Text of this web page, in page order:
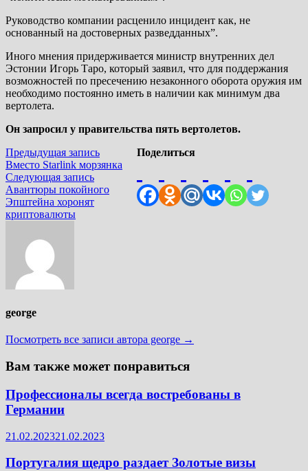
Руководство компании расценило инцидент как, не
основанный на достоверных разведданных”.
Иного мнения придерживается министр внутренних дел
Эстонии Игорь Таро, который заявил, что для поддержания
возможностей по пресечению незаконного оборота оружия им
необходимо постоянно иметь в наличии как минимум два
вертолета.
Он запросил у правительства пять вертолетов.
Поделиться
Навигация
по
записям
Предыдущая записьПредыдущая
запись:
Вместо Starlink морзянка
Следующая записьСледующая
запись:
Авантюры покойного
Эпштейна хоронят
криптовалюты
george
Посмотреть все записи автора george →
Вам также может понравиться
Профессионалы всегда востребованы в
Германии
21.02.202321.02.2023
Португалия щедро раздает Золотые визы